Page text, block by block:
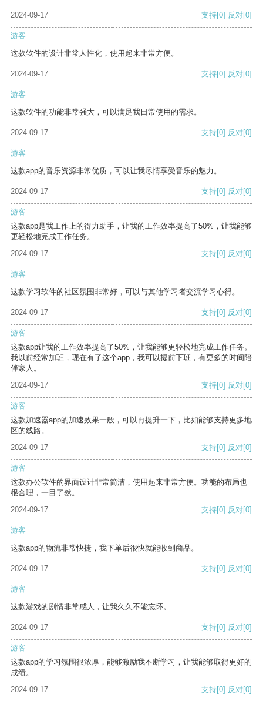
2024-09-17 支持[0] 反对[0]
游客
这款软件的设计非常人性化，使用起来非常方便。
2024-09-17 支持[0] 反对[0]
游客
这款软件的功能非常强大，可以满足我日常使用的需求。
2024-09-17 支持[0] 反对[0]
游客
这款app的音乐资源非常优质，可以让我尽情享受音乐的魅力。
2024-09-17 支持[0] 反对[0]
游客
这款app是我工作上的得力助手，让我的工作效率提高了50%，让我能够
更轻松地完成工作任务。
2024-09-17
支持[0] 反对[0]
游客
这款学习软件的社区氛围非常好，可以与其他学习者交流学习心得。
2024-09-17 支持[0] 反对[0]
游客
这款app让我的工作效率提高了50%，让我能够更轻松地完成工作任务。
我以前经常加班，现在有了这个app，我可以提前下班，有更多的时间陪
伴家人。
2024-09-17
支持[0] 反对[0]
游客
这款加速器app的加速效果一般，可以再提升一下，比如能够支持更多地
区的线路。
2024-09-17
支持[0] 反对[0]
游客
这款办公软件的界面设计非常简洁，使用起来非常方便。功能的布局也
很合理，一目了然。
2024-09-17
支持[0] 反对[0]
游客
这款app的物流非常快捷，我下单后很快就能收到商品。
2024-09-17 支持[0] 反对[0]
游客
这款游戏的剧情非常感人，让我久久不能忘怀。
2024-09-17 支持[0] 反对[0]
游客
这款app的学习氛围很浓厚，能够激励我不断学习，让我能够取得更好的
成绩。
2024-09-17
支持[0] 反对[0]